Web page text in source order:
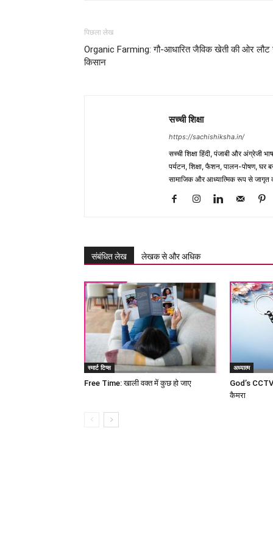
पिछला लेख
Organic Farming: गौ-आधारित जैविक खेती की ओर लौट
किसान
सच्ची शिक्षा
https://sachishiksha.in/
सच्ची शिक्षा हिंदी, पंजाबी और अंग्रेजी
पर्यटन, शिक्षा, फैशन, पालन-पोषण, घर
सामाजिक और आध्यात्मिक रूप से
संबंधित लेख लेखक से और अधिक
स्मार्ट टिप्स
Free Time: खाली वक्त में कुछ हो जाए
अध्यात्म
God’s
कैमरा